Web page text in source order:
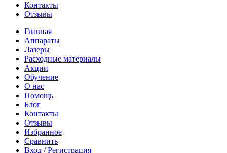
Контакты
Отзывы
Главная
Аппараты
Лазеры
Расходные материалы
Акции
Обучение
О нас
Помощь
Блог
Контакты
Отзывы
Избранное
Сравнить
Вход / Регистрация